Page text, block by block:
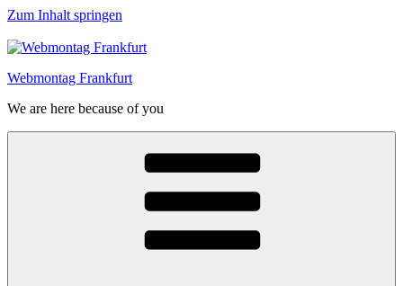
Zum Inhalt springen
Webmontag Frankfurt
We are here because of you